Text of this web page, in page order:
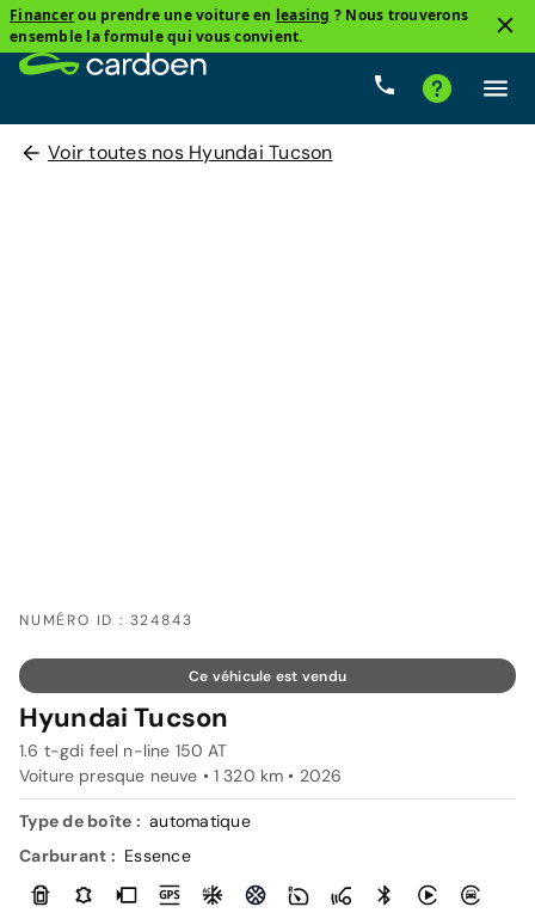
Financerou prendre une voiture en leasing ? Nous trouverons
ensemble la formule qui vous convient.
Voir toutes nos Hyundai Tucson
NUMÉRO ID : 324843
Ce véhicule est vendu
Hyundai Tucson
1.6 t-gdi feel n-line 150 AT
Voiture presque neuve • 1 320 km • 2026
Type de boîte : automatique
Carburant : Essence